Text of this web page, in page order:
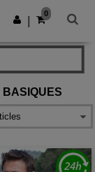
Obtenir l'appli
0
BASIQUES